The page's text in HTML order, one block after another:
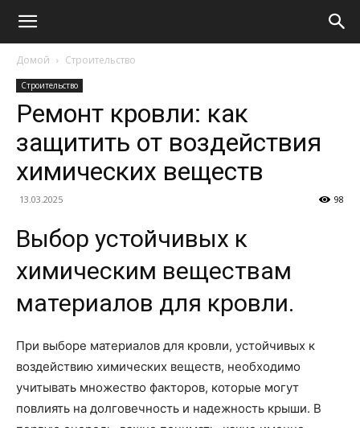
Домой Строительство
Строительство
Ремонт кровли: как
защитить от воздействия
химических веществ
13.03.2025 98
Выбор устойчивых к
химическим веществам
материалов для кровли.
При выборе материалов для кровли, устойчивых к
воздействию химических веществ, необходимо
учитывать множество факторов, которые могут
повлиять на долговечность и надежность крыши. В